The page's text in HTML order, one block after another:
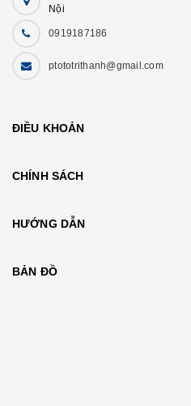
Nội
0919187186
ptototrithanh@gmail.com
ĐIỀU KHOẢN
CHÍNH SÁCH
HƯỚNG DẪN
BẢN ĐỒ